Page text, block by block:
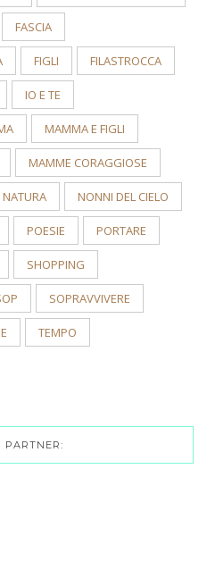
FASCIA
FIGLI FILASTROCCA
IO E TE
MAMMA E FIGLI
MAMME CORAGGIOSE
NATURA NONNI DEL CIELO
POESIE PORTARE
SHOPPING
SOPRAVVIVERE
TEMPO
PARTNER: